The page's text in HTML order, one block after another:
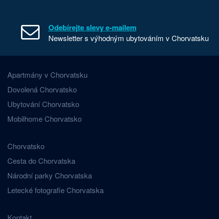
Odebírejte slevy e-mailem
Newsletter s výhodným ubytováním v Chorvatsku
Apartmány v Chorvatsku
Dovolená Chorvatsko
Ubytování Chorvatsko
Mobilhome Chorvatsko
Chorvatsko
Cesta do Chorvatska
Národní parky Chorvatska
Letecké fotografie Chorvatska